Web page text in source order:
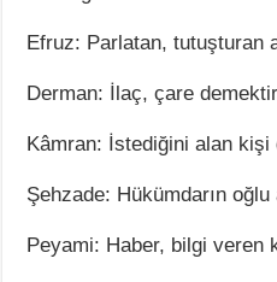
Efruz: Parlatan, tutuşturan
Derman: İlaç, çare
Kâmran: İstediğini alan kişi
Şehzade: Hükümdarın oğlu
Peyami: Haber, bilgi veren